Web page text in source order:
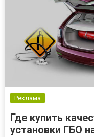
Реклама
Где купить
установки ГБО